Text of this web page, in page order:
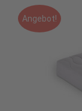
Angebot!